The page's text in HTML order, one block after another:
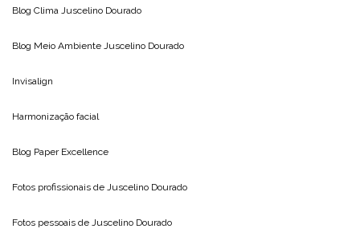
Blog Clima Juscelino Dourado
Blog Meio Ambiente Juscelino Dourado
Invisalign
Harmonização facial
Blog Paper Excellence
Fotos profissionais de Juscelino Dourado
Fotos pessoais de Juscelino Dourado